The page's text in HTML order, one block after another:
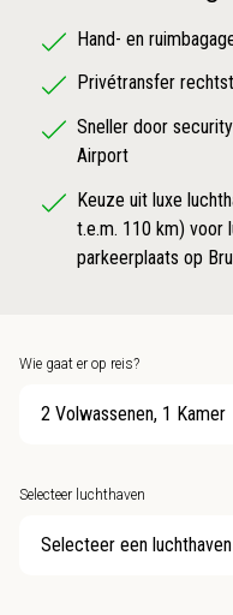
Hand- en
Privétransfer
Sneller door
Airport
Keuze uit luxe
t.e.m. 110 km) voor
parkeerplaats op
Wie gaat er op reis?
2 Volwassenen, 1 Kamer
Selecteer luchthaven
Selecteer een luchthaven